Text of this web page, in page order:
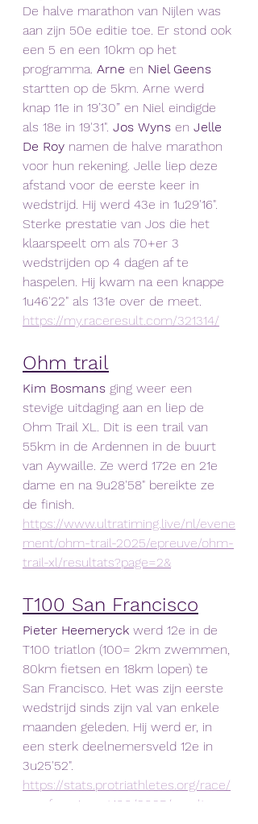
De halve marathon van Nijlen was
aan zijn 50e editie toe. Er stond ook
een 5 en een 10km op het
programma. Arne en Niel Geens
startten op de 5km. Arne werd
knap 11e in 19’30” en Niel eindigde
als 18e in 19'31". Jos Wyns en Jelle
De Roy namen de halve marathon
voor hun rekening. Jelle liep deze
afstand voor de eerste keer in
wedstrijd. Hij werd 43e in 1u29'16".
Sterke prestatie van Jos die het
klaarspeelt om als 70+er 3
wedstrijden op 4 dagen af te
haspelen. Hij kwam na een knappe
1u46'22" als 131e over de meet.
https://my.raceresult.com/321314/
Ohm trail
Kim Bosmans ging weer een
stevige uitdaging aan en liep de
Ohm Trail XL. Dit is een trail van
55km in de Ardennen in de buurt
van Aywaille. Ze werd 172e en 21e
dame en na 9u28'58" bereikte ze
de finish.
https://www.ultratiming.live/nl/evene
ment/ohm-trail-2025/epreuve/ohm-
trail-xl/resultats?page=2&
T100 San Francisco
Pieter Heemeryck werd 12e in de
T100 triatlon (100= 2km zwemmen,
80km fietsen en 18km lopen) te
San Francisco. Het was zijn eerste
wedstrijd sinds zijn val van enkele
maanden geleden. Hij werd er, in
een sterk deelnemersveld 12e in
3u25'52".
https://stats.protriathletes.org/race/
san-francisco-t100/2025/results